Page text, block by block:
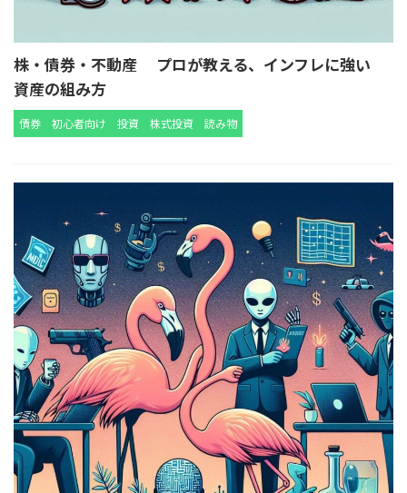
株・債券・不動産 プロが教える、インフレに強い
資産の組み方
債券 初心者向け 投資 株式投資 読み物